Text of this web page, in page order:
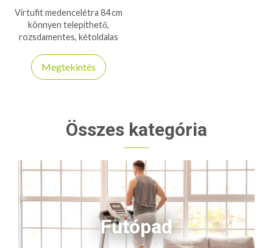
Virtufit medencelétra 84 cm
könnyen telepíthető,
rozsdamentes, kétoldalas
stabil megoldás föld feletti
medencékhez.
Megtekintés
Összes kategória
Futópad